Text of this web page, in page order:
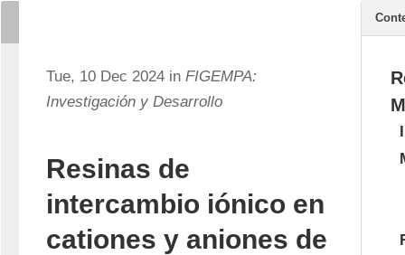
Tue, 10 Dec 2024 in FIGEMPA:
Investigación y Desarrollo
Resinas de
intercambio iónico en
cationes y aniones de